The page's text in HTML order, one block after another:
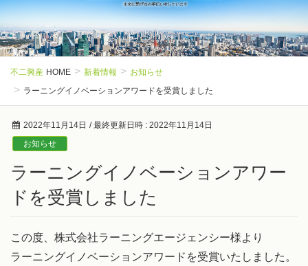
不二興産 HOME 新着情報
お知らせ
ラーニングイノベーションアワードを受賞しました
2022年11月14日 / 最終更新日時 : 2022年11月14日
お知らせ
ラーニングイノベーションアワー
ドを受賞しました
この度、株式会社ラーニングエージェンシー様より
ラーニングイノベーションアワードを受賞いたしました。